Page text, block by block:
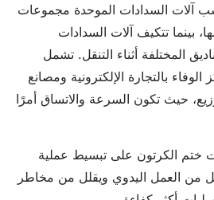
آلات السدادات الموحدة مجموعات
بينما تتكيف آلات السدادات
المختلفة أثناء التنقل. تشمل
بالتجارة الإلكترونية ومصانع
حيث تكون السرعة والاتساق أمرًا
ختم الكرتون على تبسيط عملية
من العمل اليدوي ويقلل من مخاطر